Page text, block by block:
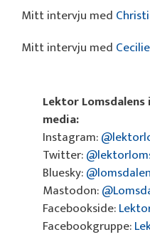
Mitt intervju med
Mitt intervju med
Lektor
media:
Instagram:
Twitter:
Bluesky:
Mastodon:
Facebookside:
Facebookgruppe: